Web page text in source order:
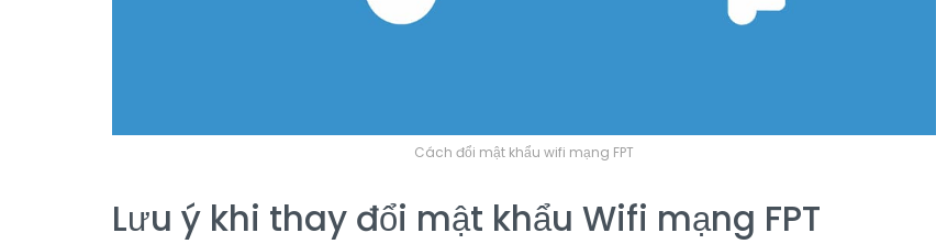
Cách đổi mật khẩu wifi mạng FPT
Lưu ý khi thay đổi mật khẩu Wifi mạng FPT